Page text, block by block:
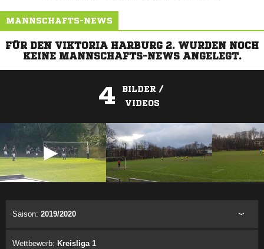
MANNSCHAFTS-NEWS
FÜR DEN VIKTORIA HARBURG 2. WURDEN NOCH
KEINE MANNSCHAFTS-NEWS ANGELEGT.
4
BILDER /
VIDEOS
Saison: 2019/2020
Wettbewerb: Kreisliga 1